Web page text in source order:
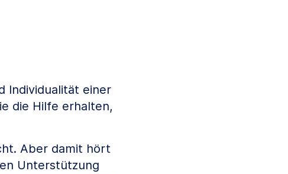
Individualität einer
die Hilfe erhalten,
Aber damit hört
Unterstützung